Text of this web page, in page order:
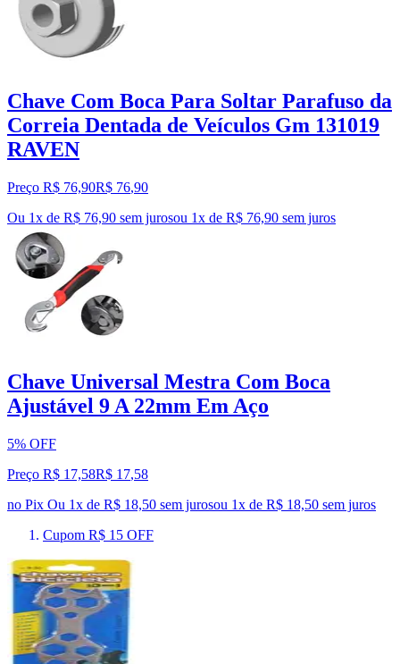
Chave Com Boca Para Soltar Parafuso da
Correia Dentada de Veículos Gm 131019
RAVEN
Preço R$ 76,90R$ 76,90
Ou 1x de R$ 76,90 sem jurosou 1x de R$ 76,90 sem juros
Chave Universal Mestra Com Boca
Ajustável 9 A 22mm Em Aço
5% OFF
Preço R$ 17,58R$ 17,58
no Pix Ou 1x de R$ 18,50 sem jurosou 1x de R$ 18,50 sem juros
Cupom R$ 15 OFF